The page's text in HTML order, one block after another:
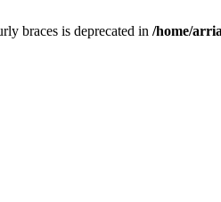
braces is deprecated in /home/